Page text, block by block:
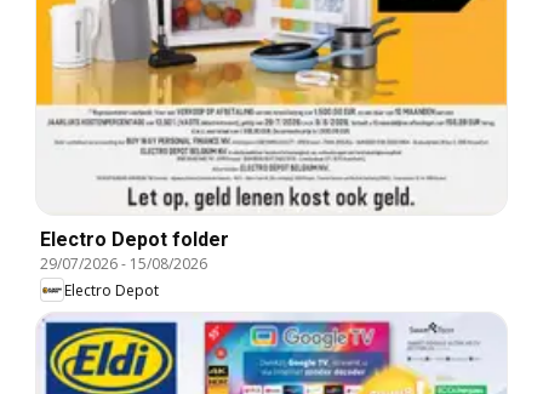
Electro Depot folder
29/07/2026- 15/08/2026
Electro Depot